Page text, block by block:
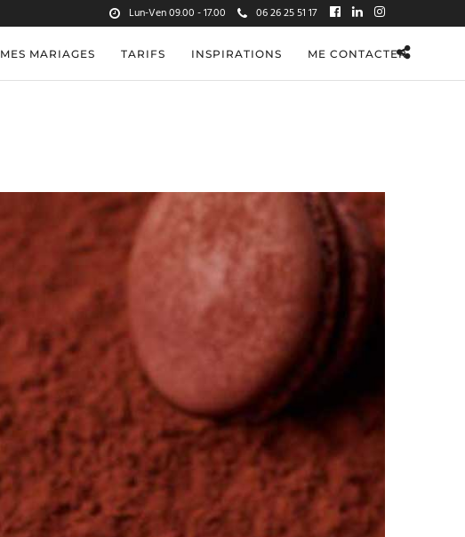
Lun-Ven 09.00 - 17.00 06 26 25 51 17
MES MARIAGES TARIFS INSPIRATIONS ME CONTACTER